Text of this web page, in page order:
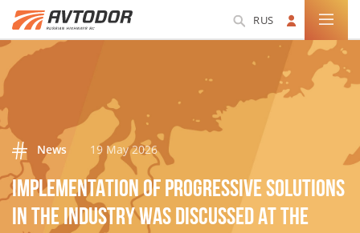
RUS
News 19 May 2026
IMPLEMENTATION OF PROGRESSIVE SOLUTIONS
IN THE INDUSTRY WAS DISCUSSED AT THE